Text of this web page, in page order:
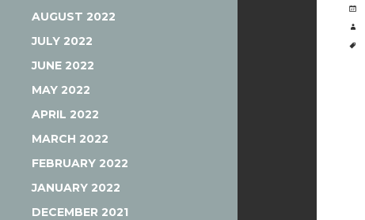
AUGUST 2022
JULY 2022
JUNE 2022
MAY 2022
APRIL 2022
MARCH 2022
FEBRUARY 2022
JANUARY 2022
DECEMBER 2021